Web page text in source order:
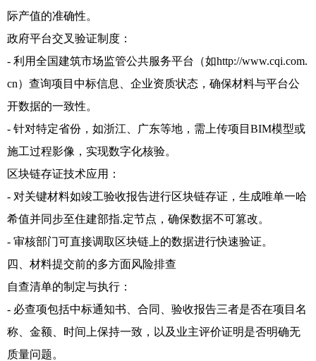
际产值的准确性。
政府平台交叉验证制度：
- 利用全国建筑市场监管公共服务平台（如http://www.cqi.com.
cn）查询项目中标信息、企业资质状态，确保材料与平台公
开数据的一致性。
- 针对特定省份，如浙江、广东等地，需上传项目BIM模型或
施工过程影像，实现数字化核验。
区块链存证技术应用：
- 对关键材料如竣工验收报告进行区块链存证，生成唯单一哈
希值并同步至住建部指.定节点，确保数据不可篡改。
- 审核部门可直接调取区块链上的数据进行快速验证。
四、材料提交前的多方面风险排查
自查清单的制定与执行：
- 必查项包括中标通知书、合同、验收报告三者是否在项目名
称、金额、时间上保持一致，以及业主评价证明是否明确无
质量问题。